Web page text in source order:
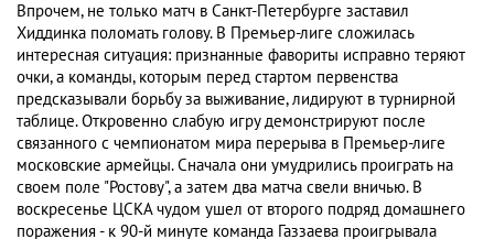
Впрочем, не только матч в Санкт-Петербурге заставил
Хиддинка поломать голову. В Премьер-лиге сложилась
интересная ситуация: признанные фавориты исправно теряют
очки, а команды, которым перед стартом первенства
предсказывали борьбу за выживание, лидируют в турнирной
таблице. Откровенно слабую игру демонстрируют после
связанного с чемпионатом мира перерыва в Премьер-лиге
московские армейцы. Сначала они умудрились проиграть на
своем поле "Ростову", а затем два матча свели вничью. В
воскресенье ЦСКА чудом ушел от второго подряд домашнего
поражения - к 90-й минуте команда Газзаева проигрывала